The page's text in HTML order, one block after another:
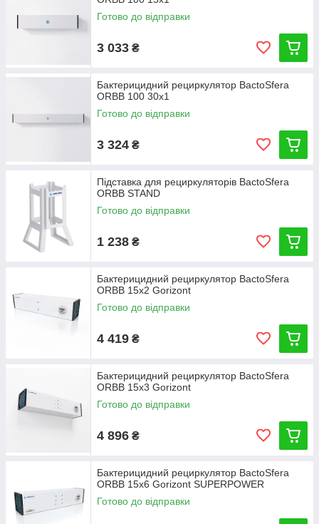
Готово до відправки
3 033 ₴
Бактерицидний рециркулятор BactoSfera
ORBB 100 30x1
Готово до відправки
3 324 ₴
Підставка для рециркуляторів BactoSfera
ORBB STAND
Готово до відправки
1 238 ₴
Бактерицидний рециркулятор BactoSfera
ORBB 15x2 Gorizont
Готово до відправки
4 419 ₴
Бактерицидний рециркулятор BactoSfera
ORBB 15x3 Gorizont
Готово до відправки
4 896 ₴
Бактерицидний рециркулятор BactoSfera
ORBB 15x6 Gorizont SUPERPOWER
Готово до відправки